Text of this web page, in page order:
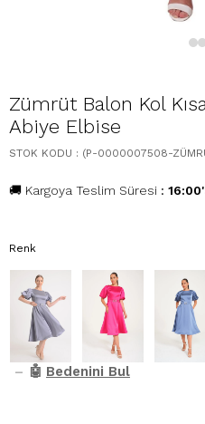
Zümrüt Balon Kol
Abiye Elbise
STOK KODU (P-0000007508-
🚚 Kargoya Teslim Süresi :
Renk
– 🤖 Bedenini Bul